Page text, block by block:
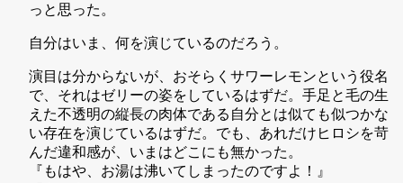
っと思った。
自分はいま、何を演じているのだろう。
演目は分からないが、おそらくサワーレモンという役名
で、それはゼリーの姿をしているはずだ。手足と毛の生
えた不透明の縦長の肉体である自分とは似ても似つかな
い存在を演じているはずだ。でも、あれだけヒロシを苛
んだ違和感が、いまはどこにも無かった。
『もはや、お湯は沸いてしまったのですよ！』